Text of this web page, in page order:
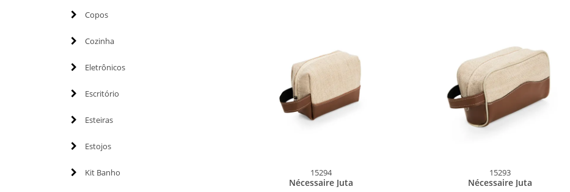
Copos
Cozinha
Eletrônicos
Escritório
Esteiras
Estojos
Kit Banho 15294
Nécessaire Juta
15293
Nécessaire Juta